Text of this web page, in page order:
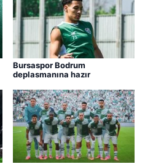
Bursaspor Bodrum
deplasmanına hazır